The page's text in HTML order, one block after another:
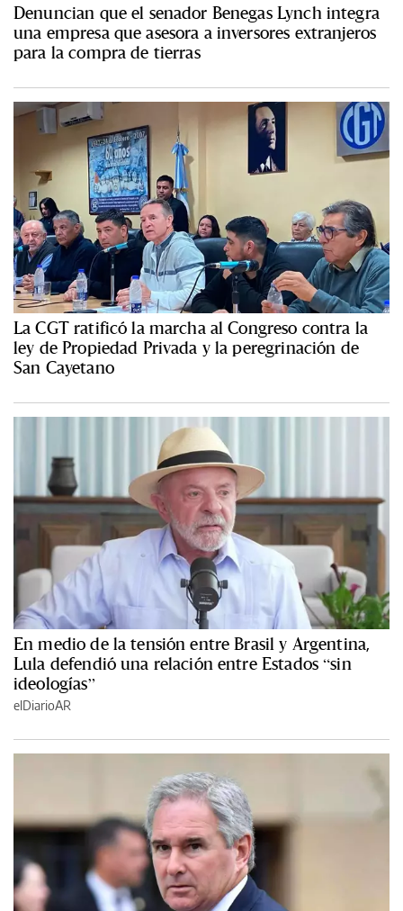
Denuncian que el senador Benegas Lynch integra
una empresa que asesora a inversores extranjeros
para la compra de tierras
La CGT ratificó la marcha al Congreso contra la
ley de Propiedad Privada y la peregrinación de
San Cayetano
En medio de la tensión entre Brasil y Argentina,
Lula defendió una relación entre Estados “sin
ideologías”
elDiarioAR